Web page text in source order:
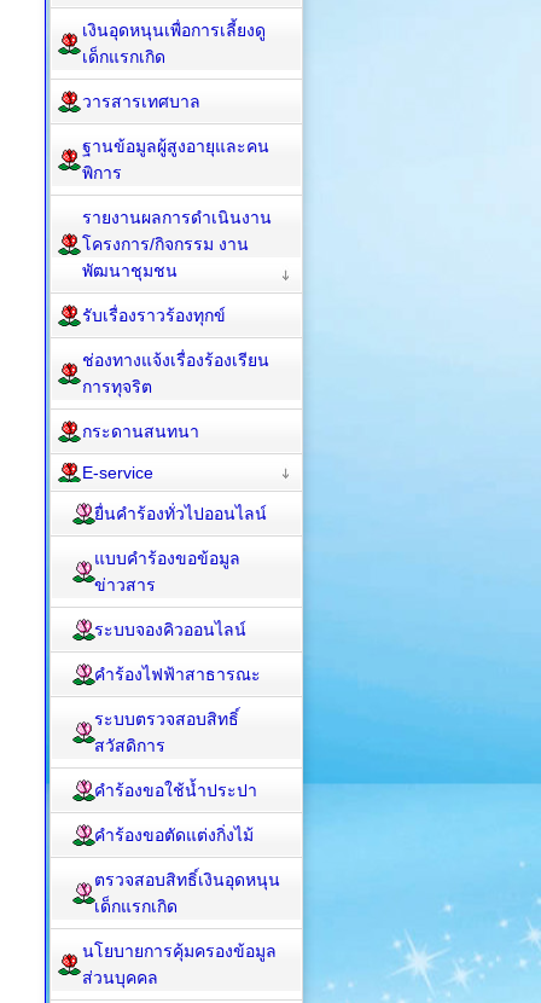
เงินอุดหนุนเพื่อการเลี้ยงดู
เด็กแรกเกิด
วารสารเทศบาล
ฐานข้อมูลผู้สูงอายุและคน
พิการ
รายงานผลการดำเนินงาน
โครงการ/กิจกรรม งาน
พัฒนาชุมชน
รับเรื่องราวร้องทุกข์
ช่องทางแจ้งเรื่องร้องเรียน
การทุจริต
กระดานสนทนา
E-service
ยื่นคำร้องทั่วไปออนไลน์
แบบคำร้องขอข้อมูล
ข่าวสาร
ระบบจองคิวออนไลน์
คำร้องไฟฟ้าสาธารณะ
ระบบตรวจสอบสิทธิ์
สวัสดิการ
คำร้องขอใช้น้ำประปา
คำร้องขอตัดแต่งกิ่งไม้
ตรวจสอบสิทธิ์เงินอุดหนุน
เด็กแรกเกิด
นโยบายการคุ้มครองข้อมูล
ส่วนบุคคล